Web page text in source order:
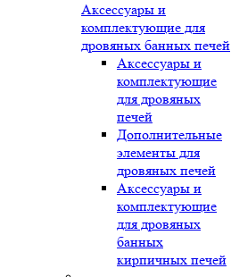
Аксессуары и
комплектующие для
дровяных банных печей
Аксессуары и
комплектующие
для дровяных
печей
Дополнительные
элементы для
дровяных печей
Аксессуары и
комплектующие
для дровяных
банных
кирпичных печей